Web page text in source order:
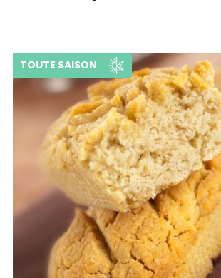
TOUTE SAISON